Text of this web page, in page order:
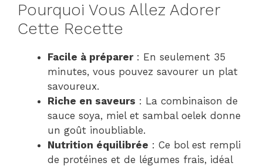
Pourquoi Vous Allez Adorer
Cette Recette
Facile à préparer: En seulement 35
minutes, vous pouvez savourer un plat
savoureux.
Riche en saveurs : La combinaison de
sauce soya, miel et sambal oelek donne
un goût inoubliable.
Nutrition équilibrée : Ce bol est rempli
de protéines et de légumes frais, idéal